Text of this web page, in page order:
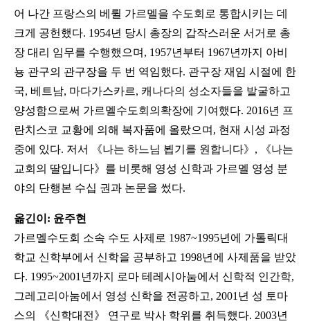
어 나간 프랑스의 베륄 가르멜을 수도회로 통합시키는 데
크게 공헌했다. 1954년 당시 총장의 갑작스러운 서거로 총
장 대리 임무를 수행했으며, 1957년부터 1967년까지 아비
뇽 관구의 관구장을 두 번 역임했다. 관구장 재임 시절에 한
국, 베트남, 마다가스카르, 캐나다의 성소자들을 발굴하고
양성함으로써 가르멜수도회의확장에 기여했다. 2016년 프
란치스코 교황에 의해 복자품에 올랐으며, 현재 시성 과정
중에 있다. 저서 《나는 하느님 뵙기를 원합니다》, 《나는
교회의 딸입니다》를 비롯해 영성 신학과 가르멜 영성 분
야의 단행본 수십 권과 논문을 썼다.
옮긴이: 윤주현
가르멜수도회 소속 수도 사제로 1987~1995년에 가톨릭대
학교 신학부에서 신학을 공부하고 1998년에 사제품을 받았
다. 1995~2001년까지 로마 테레시아눔에서 신학적 인간학,
그레고리아눔에서 영성 신학을 전공하고, 2001년 성 토마
스의 《신학대전》 연구로 박사 학위를 취득했다. 2003년